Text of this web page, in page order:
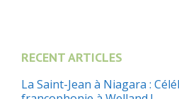
RECENT ARTICLES
La Saint-Jean à Niagara :